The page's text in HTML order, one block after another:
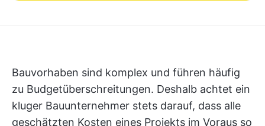
Bauvorhaben sind komplex und führen häufig
zu Budgetüberschreitungen. Deshalb achtet ein
kluger Bauunternehmer stets darauf, dass alle
geschätzten Kosten eines Projekts im Voraus so